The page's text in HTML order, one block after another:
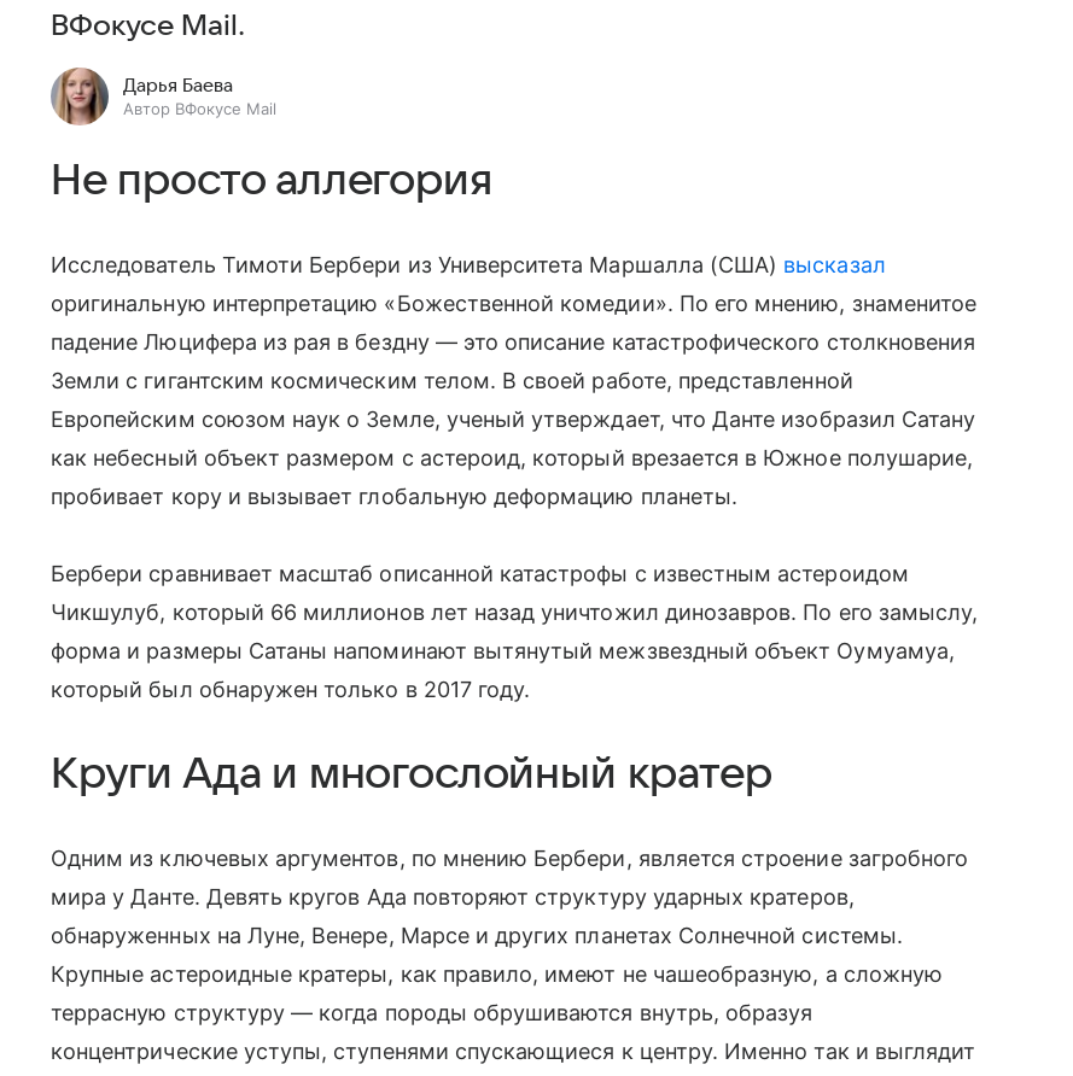
ВФокусе Mail.
Дарья Баева
Автор ВФокусе Mail
Не просто аллегория
Исследователь Тимоти Бербери из Университета Маршалла (США) высказал
оригинальную интерпретацию «Божественной комедии». По его мнению, знаменитое
падение Люцифера из рая в бездну — это описание катастрофического столкновения
Земли с гигантским космическим телом. В своей работе, представленной
Европейским союзом наук о Земле, ученый утверждает, что Данте изобразил Сатану
как небесный объект размером с астероид, который врезается в Южное полушарие,
пробивает кору и вызывает глобальную деформацию планеты.
Бербери сравнивает масштаб описанной катастрофы с известным астероидом
Чикшулуб, который 66 миллионов лет назад уничтожил динозавров. По его замыслу,
форма и размеры Сатаны напоминают вытянутый межзвездный объект Оумуамуа,
который был обнаружен только в 2017 году.
Круги Ада и многослойный кратер
Одним из ключевых аргументов, по мнению Бербери, является строение загробного
мира у Данте. Девять кругов Ада повторяют структуру ударных кратеров,
обнаруженных на Луне, Венере, Марсе и других планетах Солнечной системы.
Крупные астероидные кратеры, как правило, имеют не чашеобразную, а сложную
террасную структуру — когда породы обрушиваются внутрь, образуя
концентрические уступы, ступенями спускающиеся к центру. Именно так и выглядит